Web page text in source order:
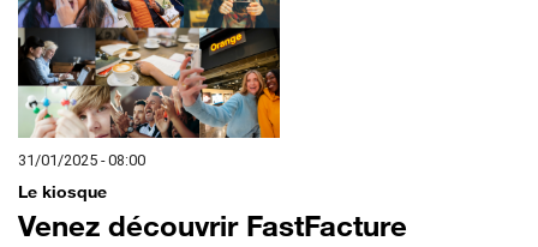
31/01/2025 - 08:00
Le kiosque
Venez découvrir FastFacture